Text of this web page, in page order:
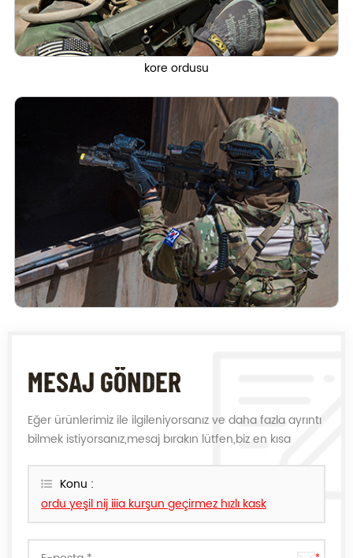
kore ordusu
MESAJ GÖNDER
Eğer ürünlerimiz ile ilgileniyorsanız ve daha fazla ayrıntı
bilmek istiyorsanız,mesaj bırakın lütfen,biz en kısa
Konu :
ordu yeşil nij iiia kurşun geçirmez hızlı kask